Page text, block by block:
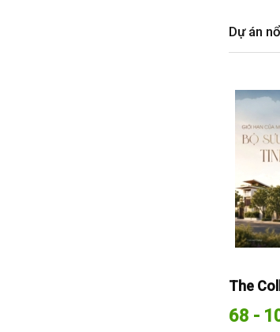
Dự án
The
68 -